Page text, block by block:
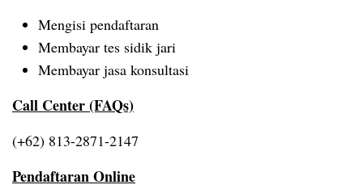
Mengisi pendaftaran
Membayar tes sidik jari
Membayar jasa konsultasi
Call Center (FAQs)
(+62) 813-2871-2147
Pendaftaran Online